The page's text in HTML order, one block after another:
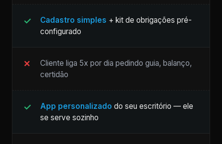
Cadastro simples + kit de obrigações pré-
configurado
Cliente liga 5x por dia pedindo guia, balanço,
certidão
App personalizado do seu escritório — ele
se serve sozinho